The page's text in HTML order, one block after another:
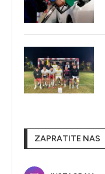
ZAPRATITE NAS